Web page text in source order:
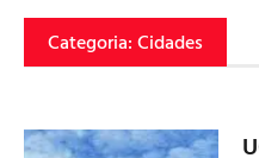
Categoria: Cidades